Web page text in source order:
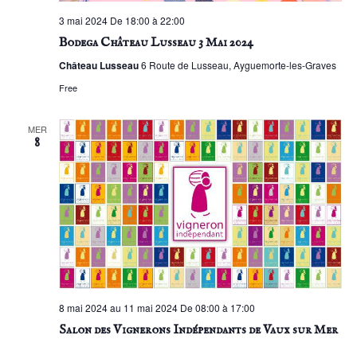
3 mai 2024 De 18:00 à 22:00
Bodega Château Lusseau 3 Mai 2024
Château Lusseau6 Route de Lusseau, Ayguemorte-les-Graves
Free
MER
8
8 mai 2024 au 11 mai 2024 De 08:00 à 17:00
Salon des Vignerons Indépendants de Vaux sur Mer